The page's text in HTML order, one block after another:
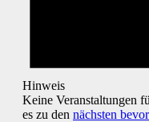
Hinweis
Keine Veranstaltungen
es zu den nächsten